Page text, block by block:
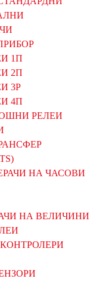
1П
2П
3P
4П
РЕЛЕИ
НА ЧАСОВИ
НА ВЕЛИЧИНИ